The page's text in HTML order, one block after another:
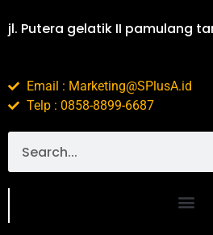
jl. Putera gelatik II pamulang
Email : Marketing@SPlusA.id
Telp : 0858-8899-6687